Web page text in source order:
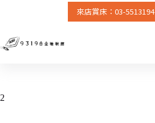
主
來店賞床：03-5513194
2